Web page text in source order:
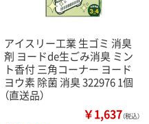
アイスリー工業 生ゴミ 消臭
剤 ヨードde生ごみ消臭 ミン
ト香付 三角コーナー ヨード
ヨウ素 除菌 消臭 322976 1個
（直送品）
￥1,637（税込）